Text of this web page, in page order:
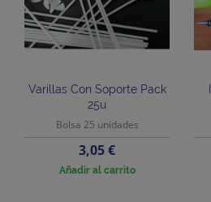
Varillas Con Soporte Pack
25u
Bolsa 25 unidades
Precio
3,05 €
Añadir al carrito